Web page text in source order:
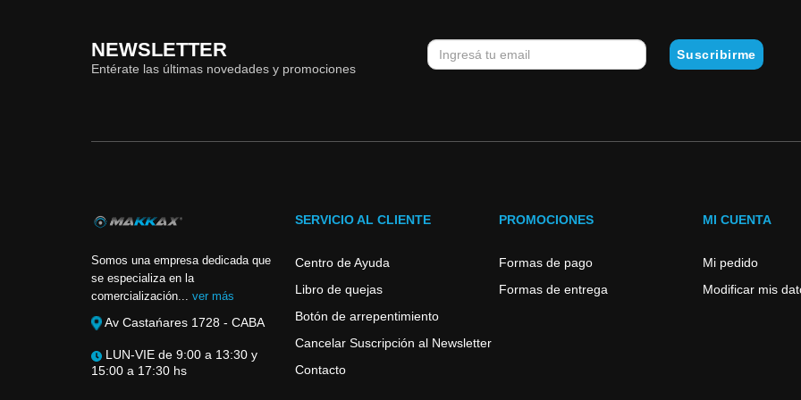
NEWSLETTER
Entérate las últimas novedades y promociones
Somos una empresa dedicada que
se especializa en la
comercialización... ver más
Av Castańares 1728 - CABA
LUN-VIE de 9:00 a 13:30 y
15:00 a 17:30 hs
SERVICIO AL CLIENTE
Centro de Ayuda
Libro de quejas
Botón de arrepentimiento
Cancelar Suscripción al Newsletter
Contacto
PROMOCIONES
Formas de pago
Formas de entrega
MI CUENTA
Mi pedido
Modificar mis